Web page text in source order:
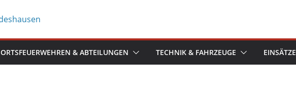
ORTSFEUERWEHREN & ABTEILUNGEN TECHNIK & FAHRZEUGE EINSÄTZE